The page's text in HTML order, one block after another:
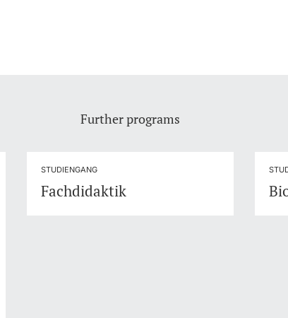
Further programs
STUDIENGANG
Fachdidaktik